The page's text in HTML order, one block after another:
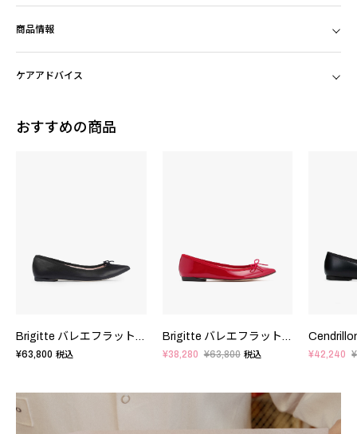
商品情報
ケアアドバイス
おすすめの商品
Brigitte バレエフラット - FRサイズ
¥63,800 税込
Brigitte バレエフラット - FRサイズ
¥38,280 ¥63,800 税込 ¥42,240